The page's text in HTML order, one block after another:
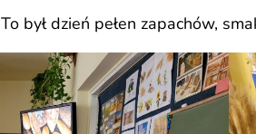
To był dzień pełen zapachów,